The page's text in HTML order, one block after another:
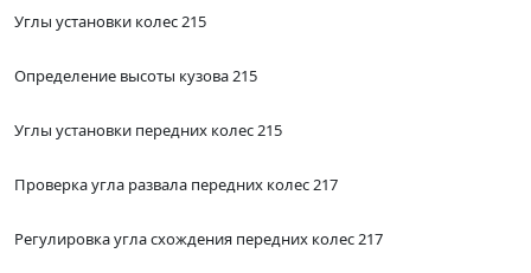
Углы установки колес 215
Определение высоты кузова 215
Углы установки передних колес 215
Проверка угла развала передних колес 217
Регулировка угла схождения передних колес 217